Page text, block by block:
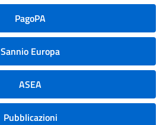
PagoPA
Sannio Europa
ASEA
Pubblicazioni